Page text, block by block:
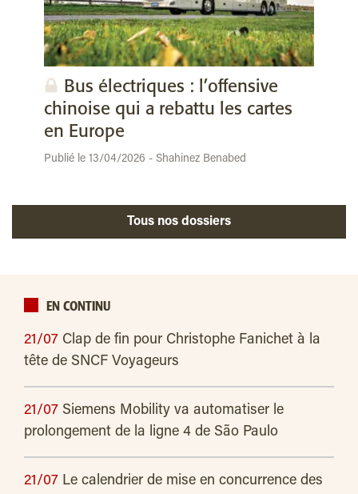
Bus électriques : l’offensive
chinoise qui a rebattu les cartes
en Europe
Publié le 13/04/2026 - Shahinez Benabed
Tous nos dossiers
EN CONTINU
21/07 Clap de fin pour Christophe Fanichet à la
tête de SNCF Voyageurs
21/07 Siemens Mobility va automatiser le
prolongement de la ligne 4 de São Paulo
21/07 Le calendrier de mise en concurrence des